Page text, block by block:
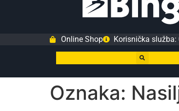
Online Shop Korisnička služba:
Oznaka: